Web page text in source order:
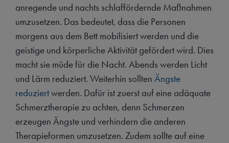
anregende und nachts schlaffördernde Maßnahmen
umzusetzen. Das bedeutet, dass die Personen
morgens aus dem Bett mobilisiert werden und die
geistige und körperliche Aktivität gefördert wird. Dies
macht sie müde für die Nacht. Abends werden Licht
und Lärm reduziert. Weiterhin sollten Ängste
reduziertwerden. Dafür ist zuerst auf eine adäquate
Schmerztherapie zu achten, denn Schmerzen
erzeugen Ängste und verhindern die anderen
Therapieformen umzusetzen. Zudem sollte auf eine